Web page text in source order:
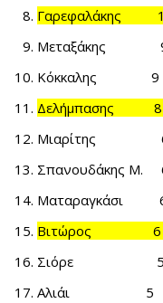
Γαρεφαλάκης
Μεταξάκης 9
Κόκκαλης 9
Δελήμπασης
Μιαρίτης 6
Σπανουδάκης Μ.
Ματαραγκάσι
Βιτώρος 6
Σιόρε 5
Αλιάι 5